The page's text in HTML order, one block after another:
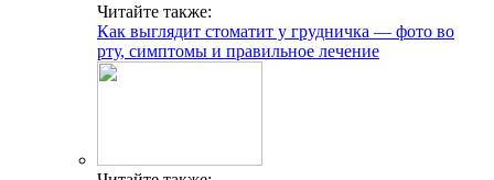
Читайте также:
Как выглядит стоматит у грудничка — фото во
рту, симптомы и правильное лечение